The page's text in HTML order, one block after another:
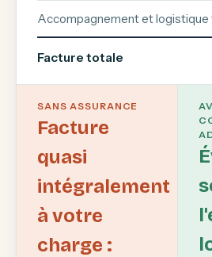
Accompagnement et logistique
Facture totale
SANS ASSURANCE
Facture
quasi
intégralement
à votre
charge :